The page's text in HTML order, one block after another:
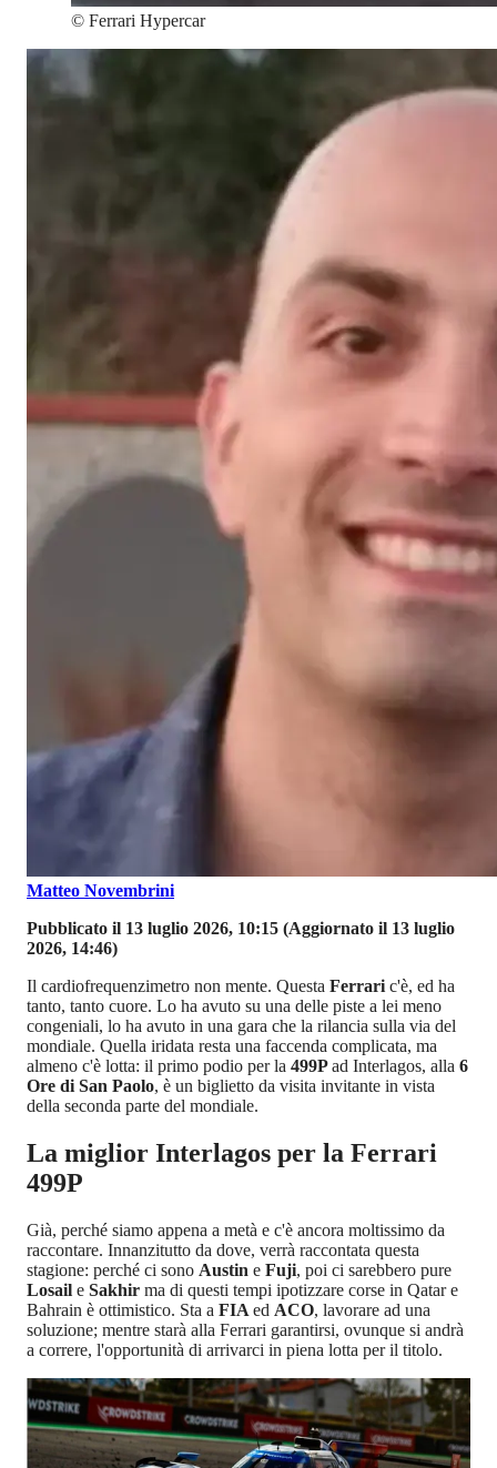
© Ferrari Hypercar
Matteo Novembrini
Pubblicato il 13 luglio 2026, 10:15 (Aggiornato il 13 luglio
2026, 14:46)
Il cardiofrequenzimetro non mente. Questa Ferrari c'è, ed ha
tanto, tanto cuore. Lo ha avuto su una delle piste a lei meno
congeniali, lo ha avuto in una gara che la rilancia sulla via del
mondiale. Quella iridata resta una faccenda complicata, ma
almeno c'è lotta: il primo podio per la 499Pad Interlagos, alla 6
Ore di San Paolo, è un biglietto da visita invitante in vista
della seconda parte del mondiale.
La miglior Interlagos per la Ferrari
499P
Già, perché siamo appena a metà e c'è ancora moltissimo da
raccontare. Innanzitutto da dove, verrà raccontata questa
stagione: perché ci sono Austin e Fuji, poi ci sarebbero pure
Losail e Sakhir ma di questi tempi ipotizzare corse in Qatar e
Bahrain è ottimistico. Sta a FIA ed ACO, lavorare ad una
soluzione; mentre starà alla Ferrari garantirsi, ovunque si andrà
a correre, l'opportunità di arrivarci in piena lotta per il titolo.